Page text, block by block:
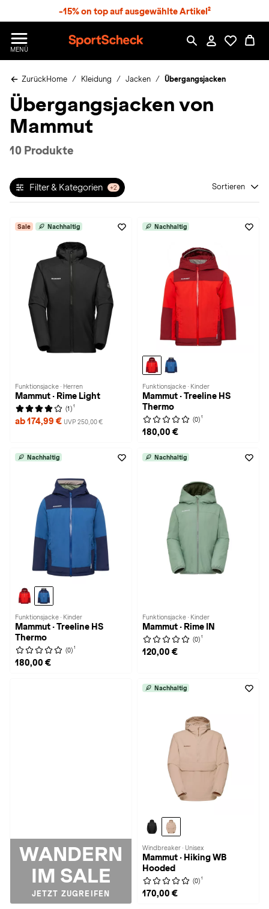
-15% on top auf ausgewählte Artikel²
MENÜ
p
r
S
c
h
c
ZurückHome Kleidung Jacken Übergangsjacken
Übergangsjacken von
Mammut
10 Produkte
Filter & Kategorien +2 Sortieren
Sale Nachhaltig
Funktionsjacke · Herren
Mammut · Rime Light
(1) 1
ab 174,99 € UVP 250,00 €
Nachhaltig
Funktionsjacke · Kinder
Mammut · Treeline HS
Thermo
(0) 1
180,00 €
Nachhaltig
Funktionsjacke · Kinder
Mammut · Treeline HS
Thermo
(0) 1
180,00 €
Nachhaltig
Funktionsjacke · Kinder
Mammut · Rime IN
(0) 1
120,00 €
WANDERN
IM SALE
JETZT ZUGREIFEN
Nachhaltig
Windbreaker · Unisex
Mammut · Hiking WB
Hooded
(0) 1
170,00 €